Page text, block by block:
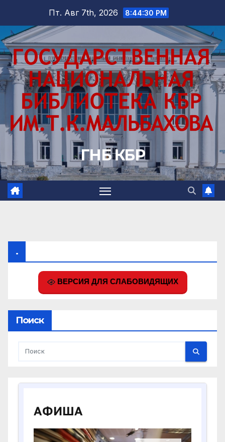
содержимому
Пт. Авг 7th, 2026 8:44:31 PM
ГНБ КБР
.
ВЕРСИЯ ДЛЯ СЛАБОВИДЯЩИХ
Поиск